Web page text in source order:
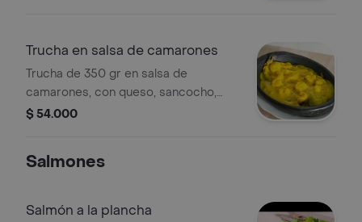
Trucha en salsa de camarones
Trucha de 350 gr en salsa de
camarones, con queso, sancocho,
patacón, ensalada, arroz a elección.
$ 54.000
Salmones
Salmón a la plancha